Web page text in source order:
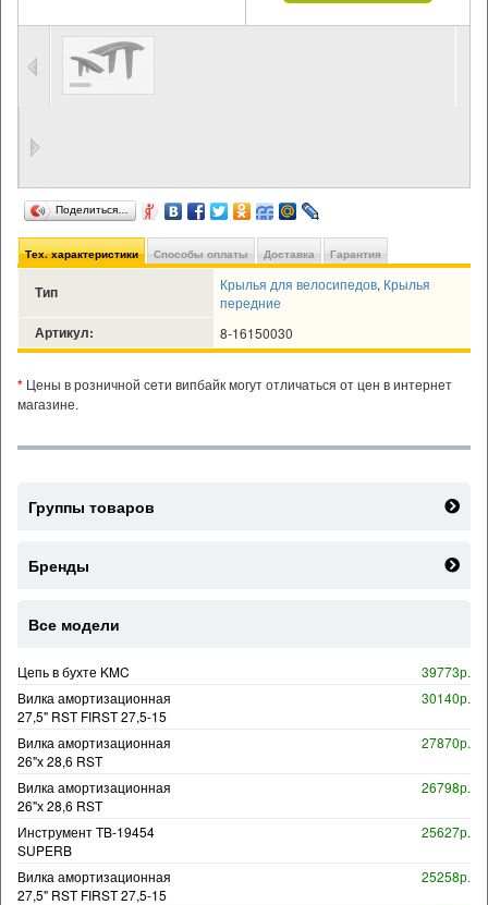
Поделиться…
Тех. характеристики Способы оплаты Доставка Гарантия
Тип Крылья для велосипедов, Крылья
передние
Артикул: 8-16150030
* Цены в розничной сети випбайк могут отличаться от цен в интернет
магазине.
Группы товаров
Бренды
Все модели
Цепь в бухте KMC
39773р.
Вилка амортизационная
27,5" RST FIRST 27,5-15
30140р.
Вилка амортизационная
26"х 28,6 RST
27870р.
Вилка амортизационная
26"х 28,6 RST
26798р.
Инструмент TB-19454
SUPERB
25627р.
Вилка амортизационная
27,5" RST FIRST 27,5-15
25258р.